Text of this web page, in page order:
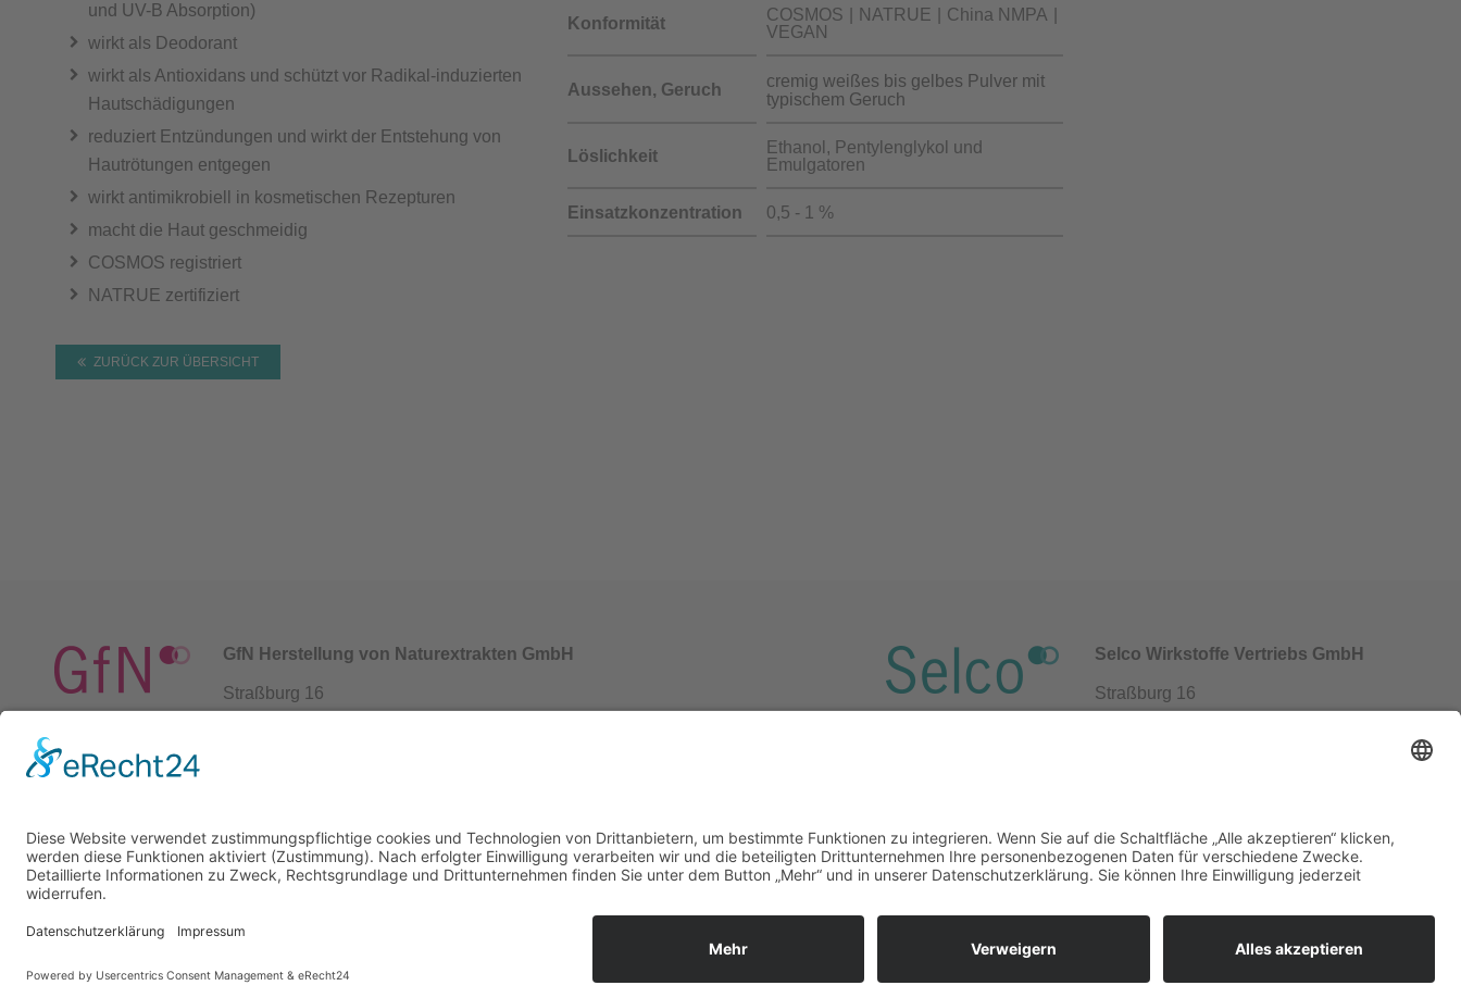
und UV-B Absorption)
wirkt als Deodorant
wirkt als Antioxidans und schützt vor Radikal-induzierten
Hautschädigungen
reduziert Entzündungen und wirkt der Entstehung von
Hautrötungen entgegen
wirkt antimikrobiell in kosmetischen Rezepturen
macht die Haut geschmeidig
COSMOS registriert
NATRUE zertifiziert
Konformität COSMOS NATRUE
China NMPA
VEGAN
Aussehen, Geruch
cremig weißes bis gelbes Pulver mit
typischem Geruch
Löslichkeit
Ethanol, Pentylenglykol und
Emulgatoren
Einsatzkonzentration 0,5 - 1 %
ZURÜCK ZUR ÜBERSICHT
GfN Herstellung von Naturextrakten GmbH
Straßburg 16
info@gfn-selco.de
Selco Wirkstoffe Vertriebs GmbH
Straßburg 16
info@gfn-selco.de
© 2018 | GfN & Selco DATENSCHUTZ IMPRESSUM